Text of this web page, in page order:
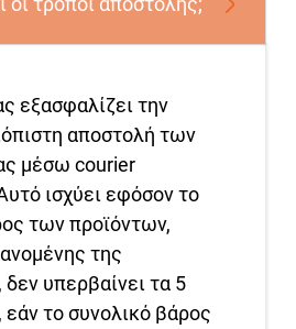
εξασφαλίζει την
αποστολή των
μέσω courier
ισχύει εφόσον το
των προϊόντων,
της
υπερβαίνει τα 5
εάν το συνολικό βάρος